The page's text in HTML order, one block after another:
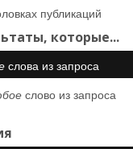
публикаций
которые...
слова из запроса
слово из запроса